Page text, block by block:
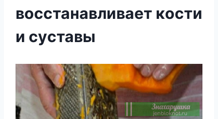
вoccтанавливаeт кocти
и cуcтавы